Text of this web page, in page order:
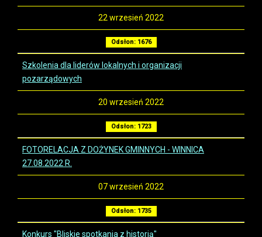
22 wrzesień 2022
Odsłon: 1676
Szkolenia dla liderów lokalnych i organizacji
pozarządowych
20 wrzesień 2022
Odsłon: 1723
FOTORELACJA Z DOŻYNEK GMINNYCH - WINNICA
27.08.2022 R.
07 wrzesień 2022
Odsłon: 1735
Konkurs "Bliskie spotkania z historią"